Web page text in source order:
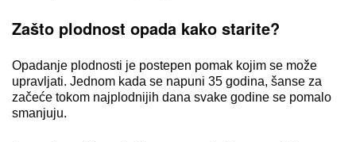
Zašto plodnost opada kako starite?
Opadanje plodnosti je postepen pomak kojim se može
upravljati. Jednom kada se napuni 35 godina, šanse za
začeće tokom najplodnijih dana svake godine se pomalo
smanjuju.